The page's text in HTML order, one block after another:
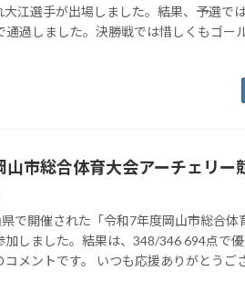
大江選手が出場しました。結果、予選で
通過しました。決勝戦では惜しくもゴー
山市総合体育大会アーチェリー
で開催された「令和7年度岡山市総合体
加しました。結果は、348/346 694点で優
コメントです。 いつも応援ありがとうご